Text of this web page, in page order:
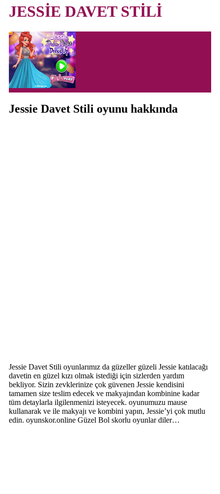
JESSİE DAVET STİLİ
Jessie Davet Stili oyunu hakkında
Jessie Davet Stili oyunlarımız da güzeller güzeli Jessie katılacağı
davetin en güzel kızı olmak istediği için sizlerden yardım
bekliyor. Sizin zevklerinize çok güvenen Jessie kendisini
tamamen size teslim edecek ve makyajından kombinine kadar
tüm detaylarla ilgilenmenizi isteyecek. oyunumuzu mause
kullanarak ve ile makyajı ve kombini yapın, Jessie’yi çok mutlu
edin. oyunskor.online Güzel Bol skorlu oyunlar diler…